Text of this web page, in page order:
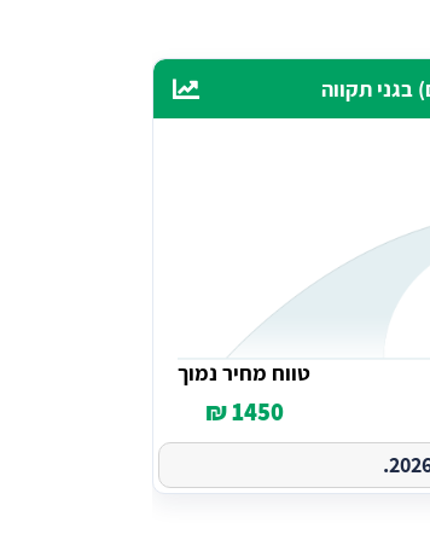
טווח מחיר נמוך
1450 ₪